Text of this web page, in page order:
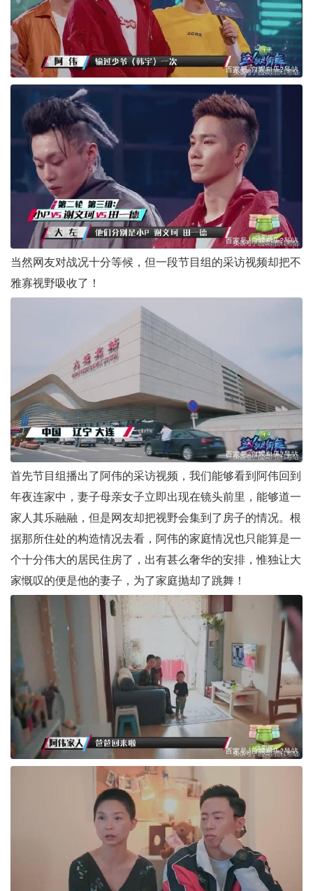
当然网友对战况十分等候，但一段节目组的采访视频却把不
雅寡视野吸收了！
首先节目组播出了阿伟的采访视频，我们能够看到阿伟回到
年夜连家中，妻子母亲女子立即出现在镜头前里，能够道一
家人其乐融融，但是网友却把视野会集到了房子的情况。根
据那所住处的构造情况去看，阿伟的家庭情况也只能算是一
个十分伟大的居民住房了，出有甚么奢华的安排，惟独让大
家慨叹的便是他的妻子，为了家庭抛却了跳舞！